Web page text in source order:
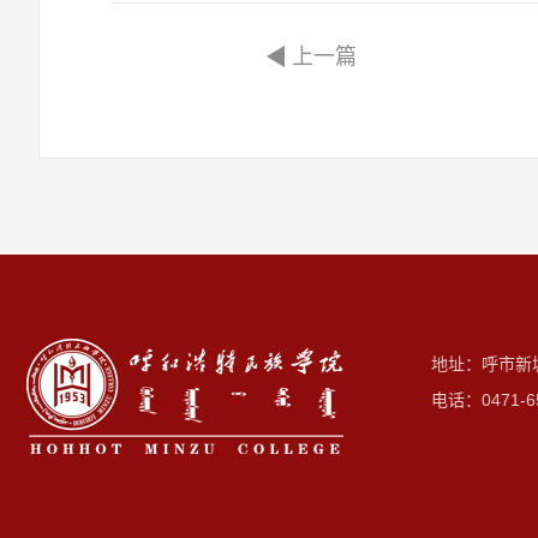
上一篇
地址：呼市
电话：0471-